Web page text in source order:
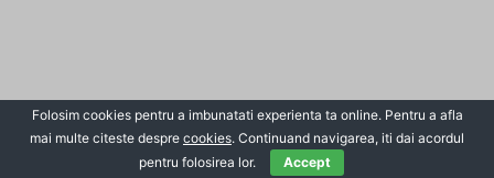
Folosim cookies pentru a imbunatati experienta ta online. Pentru a afla
mai multe citeste despre cookies. Continuand navigarea, iti dai acordul
pentru folosirea lor.
Accept